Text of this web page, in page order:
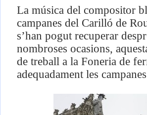
La música del compositor
campanes del Carilló de
s’han pogut recuperar
nombroses ocasions,
de treball a la Foneria de
adequadament les